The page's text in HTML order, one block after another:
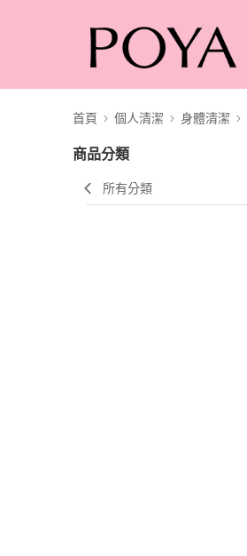
首頁 個人清潔 身體清潔
商品分類
所有分類